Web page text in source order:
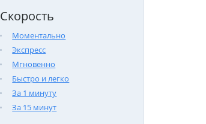
Скорость
Моментально
Экспресс
Мгновенно
Быстро и легко
За 1 минуту
За 15 минут